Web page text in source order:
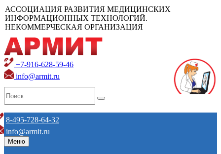
АССОЦИАЦИЯ РАЗВИТИЯ МЕДИЦИНСКИХ
ИНФОРМАЦИОННЫХ ТЕХНОЛОГИЙ.
НЕКОММЕРЧЕСКАЯ ОРГАНИЗАЦИЯ
+7-916-628-59-46
info@armit.ru
8-495-728-64-32
info@armit.ru
Меню